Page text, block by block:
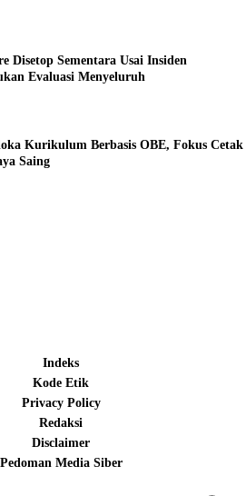
Disetop Sementara Usai Insiden
Evaluasi Menyeluruh
Kurikulum Berbasis OBE, Fokus Cetak
Saing
Indeks
Kode Etik
Privacy Policy
Redaksi
Disclaimer
Pedoman Media Siber